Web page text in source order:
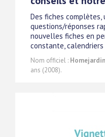
Des fiches complètes,
questions/réponses
nouvelles fiches en
constante,
Nom officiel : Homejardin
ans (2008).